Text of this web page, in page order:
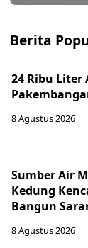
Berita
24 Ribu Liter
8 Agustus 2026
Sumber Air
Kedung
Bangun
8 Agustus 2026